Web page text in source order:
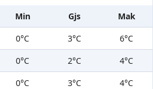
Min Gjs
Mak
0°C 3°C
6°C
0°C 2°C
4°C
0°C 3°C
4°C